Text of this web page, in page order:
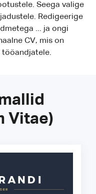
Seega valige
Redigeerige
... ja ongi
CV, mis on
tööandjatele.
Vitae)